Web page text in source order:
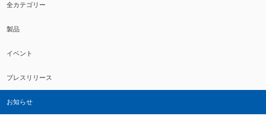
全カテゴリー
製品
イベント
プレスリリース
お知らせ